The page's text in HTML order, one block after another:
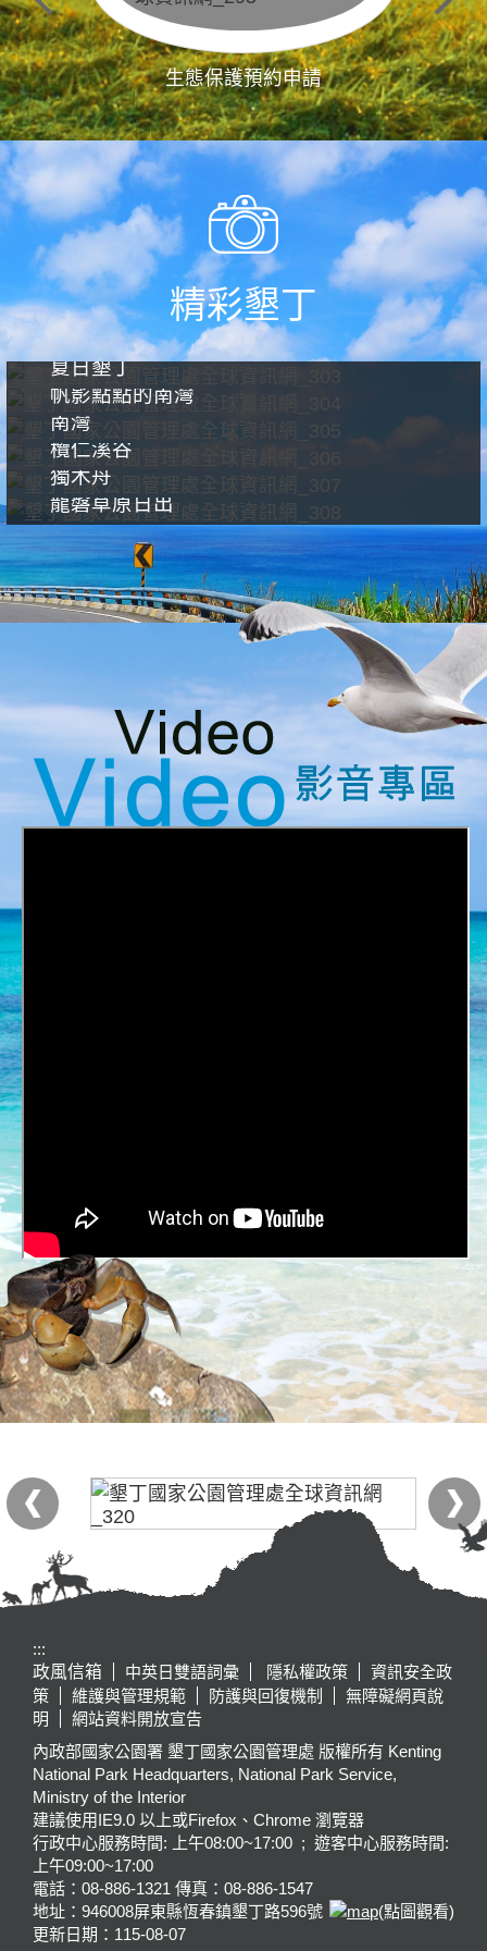
生態保護預約申請
精彩墾丁
夏日墾丁
帆影點點的南灣
南灣
欖仁溪谷
獨木舟
龍磐草原日出
:::
政風信箱
中英日雙語詞彙 隱私權政策
資訊安全政
策
維護與管理規範 防護與回復機制
無障礙網頁說
明
網站資料開放宣告
內政部國家公園署 墾丁國家公園管理處 版權所有 Kenting
National Park Headquarters, National Park Service,
Ministry of the Interior
建議使用IE9.0 以上或Firefox、Chrome 瀏覽器
行政中心服務時間: 上午08:00~17:00 ; 遊客中心服務時間:
上午09:00~17:00
電話：08-886-1321 傳真：08-886-1547
地址：946008屏東縣恆春鎮墾丁路596號
(點圖觀看)
更新日期： 115-08-07